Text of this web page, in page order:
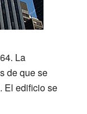
La
de que se
El edificio se